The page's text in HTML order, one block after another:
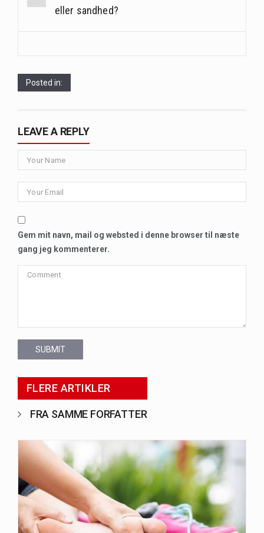
eller sandhed?
Posted in:
LEAVE A REPLY
Gem mit navn, mail og websted i denne browser til næste
gang jeg kommenterer.
SUBMIT
FLERE ARTIKLER
FRA SAMME FORFATTER